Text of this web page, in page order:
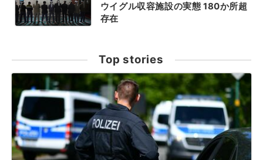
ウイグル収容施設の実態 180か所超
存在
Top stories